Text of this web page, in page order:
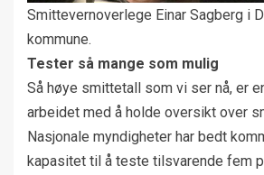
Smittevernoverlege Einar Sagberg i
kommune.
Tester så mange som mulig
Så høye smittetall som vi ser nå, er
arbeidet med å holde oversikt over
Nasjonale myndigheter har bedt
kapasitet til å teste tilsvarende fem